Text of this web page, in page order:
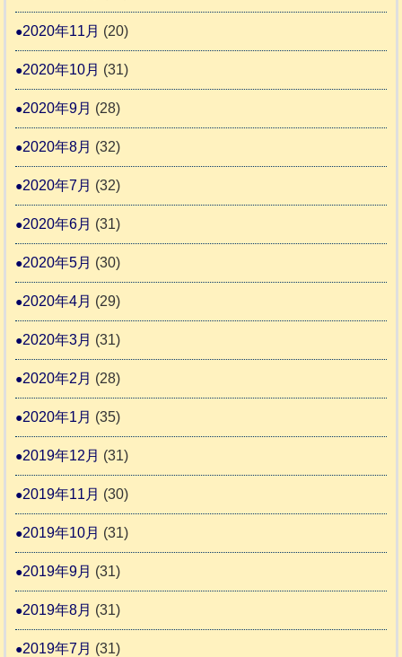
2020年11月 (20)
2020年10月 (31)
2020年9月 (28)
2020年8月 (32)
2020年7月 (32)
2020年6月 (31)
2020年5月 (30)
2020年4月 (29)
2020年3月 (31)
2020年2月 (28)
2020年1月 (35)
2019年12月 (31)
2019年11月 (30)
2019年10月 (31)
2019年9月 (31)
2019年8月 (31)
2019年7月 (31)